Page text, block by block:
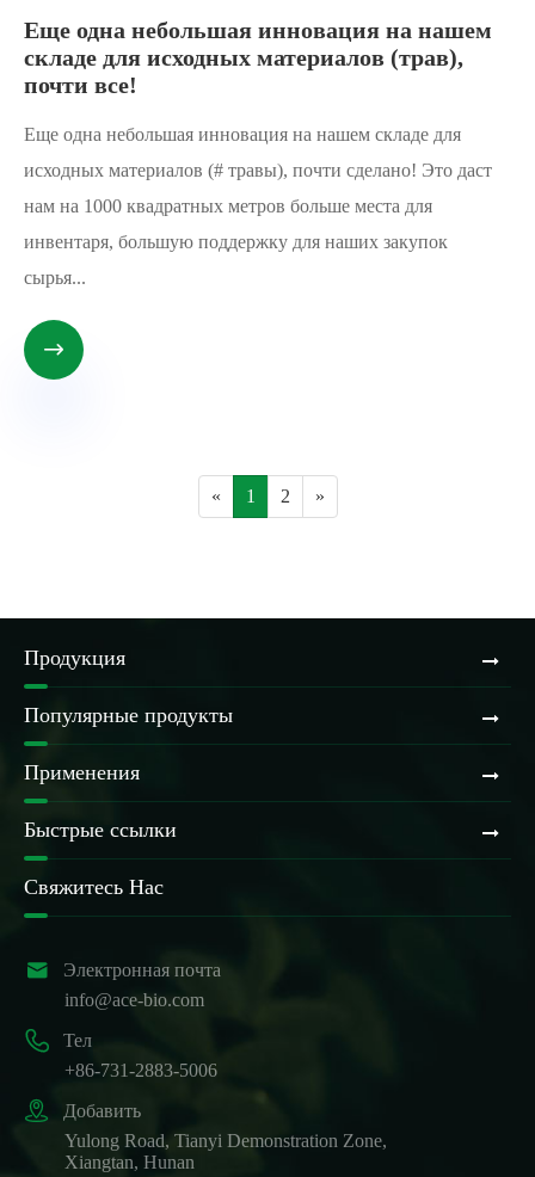
Еще одна небольшая инновация на нашем
складе для исходных материалов (трав),
почти все!
Еще одна небольшая инновация на нашем складе для
исходных материалов (# травы), почти сделано! Это даст
нам на 1000 квадратных метров больше места для
инвентаря, большую поддержку для наших закупок
сырья...

« 1 2 »
Продукция
Популярные продукты
Применения
Быстрые ссылки
Свяжитесь Нас

Электронная почта
info@ace-bio.com

Тел
+86-731-2883-5006

Добавить
Yulong Road, Tianyi Demonstration Zone,
Xiangtan, Hunan